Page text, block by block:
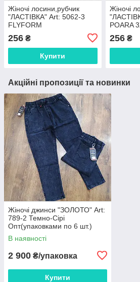
Жіночі лосини,рубчик
"ЛАСТІВКА" Art: 5062-3
FLYFORM
256 ₴
Купити
Жіночі
POARA
256₴
Акційні пропозиції та новинки
Жіночі джинси "ЗОЛОТО" Art:
789-2 Темно-Сірі
Опт(упаковками по 6 шт.)
В наявності
2 900 ₴/упаковка
Купити